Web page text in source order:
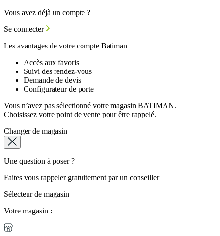
Vous avez déjà un compte ?
Se connecter
Les avantages de votre compte Batiman
Accès aux favoris
Suivi des rendez-vous
Demande de devis
Configurateur de porte
Vous n’avez pas sélectionné votre magasin BATIMAN.
Choisissez votre point de vente pour être rappelé.
Changer de magasin
Une question à poser ?
Faites vous rappeler gratuitement par un conseiller
Sélecteur de magasin
Votre magasin :